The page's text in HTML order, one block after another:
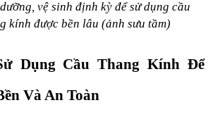
vệ sinh định kỳ để sử dụng cầu
kính được bền lâu (ảnh sưu tầm)
Dụng Cầu Thang Kính Để
Và An Toàn